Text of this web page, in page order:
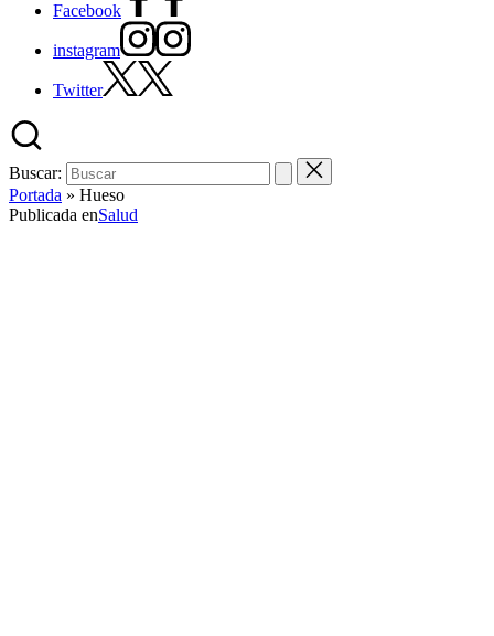
Facebook
instagram
Twitter
Buscar:
Portada » Hueso
Publicada enSalud